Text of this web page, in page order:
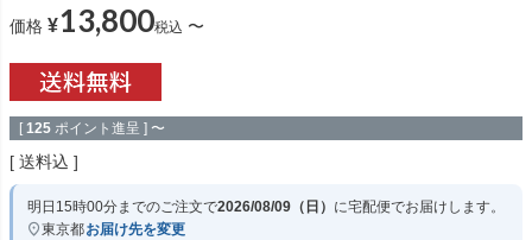
価格 ¥13,800税込 〜
[ 125 ポイント進呈 ] 〜
送料込
明日 15時00分までのご注文で2026/08/09（日） に宅配便でお届けします。
東京都お届け先を変更